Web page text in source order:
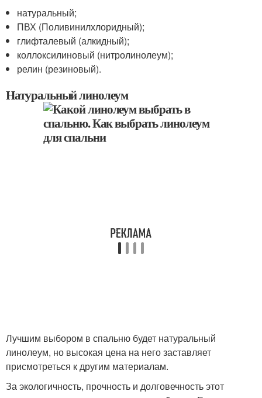
натуральный;
ПВХ (Поливинилхлоридный);
глифталевый (алкидный);
коллоксилиновый (нитролинолеум);
релин (резиновый).
Натуральный линолеум
Лучшим выбором в спальню будет натуральный
линолеум, но высокая цена на него заставляет
присмотреться к другим материалам.
За экологичность, прочность и долговечность этот